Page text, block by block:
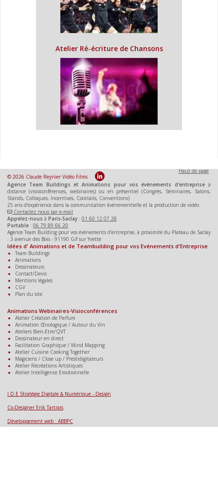
Atelier Ré-écriture de Chansons
Haut de page
© 2026 Claude Reynier Vidéo Films
Agence Team Buildings et Animations pour vos événements d'entreprise à
distance (visioconférences, webinaires) ou en présentiel (Congrès, Séminaires, Salons,
Stands, Colloques, Incentives, Cocktails, Conventions)
25 ans d'expérience dans la communication événementielle et la production de vidéo
Contactez nous par e-mail
Appelez-nous à Paris-Saclay : 01 60 12 07 28
Portable : 06 79 89 66 20
Agence Team Building pour vos événements d'entreprise, à proximité du Plateau de Saclay
: 3 avenue des Bois - 91190 Gif sur Yvette
Idées d' Animations et de Teambuilding pour vos Evénements d'Entreprise
Team Buildings
Animations
Dessinateurs
Contact/Devis
Mentions légales
CGV
Plan du site
Animations Webinaires-Visioconférences
Atelier Création de Parfum
Animation Œnologique / Autour du Vin
Ateliers Bien-Etre/QVT
Dessinateur en direct
Facilitation Graphique / Mind Mapping
Atelier Cuisine Cooking Together
Magiciens / Close up / Prestidigitateurs
Atelier Récréations Artistiques
Atelier Intelligence Emotionnelle
I.D.E Stratégie Digitale & Numérique - Design
Co-Designer Erik Tartrais
Développement web : ABBPC